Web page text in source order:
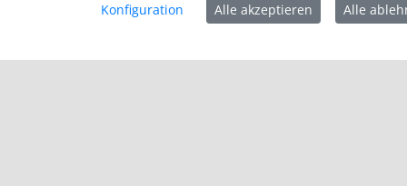
Konfiguration Alle akzeptieren Alle